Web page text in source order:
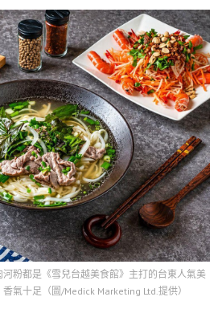
粉都是《雪兒台越美食館》主打的台東人氣美
氣十足（圖/Medick Marketing Ltd.提供）